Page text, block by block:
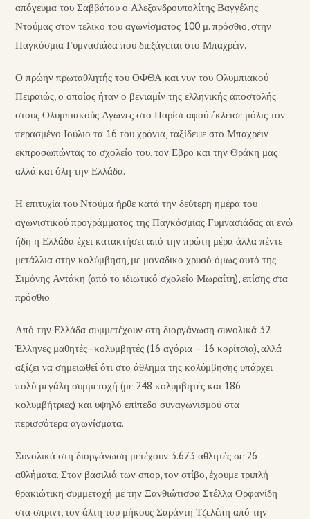
απόγευμα του Σαββάτου ο Αλεξανδρουπολίτης Βαγγέλης
Ντούμας στον τελικο του αγωνίσματος 100 μ. πρόσθιο, στην
Παγκόσμια Γυμνασιάδα που διεξάγεται στο Μπαχρέιν.
Ο πρώην πρωταθλητής του ΟΦΘΑ και νυν του Ολυμπιακού
Πειραιώς, ο οποίος ήταν ο βενιαμίν της ελληνικής αποστολής
στους Ολυμπιακούς Αγωνες στο Παρίσι αφού έκλεισε μόλις τον
περασμένο Ιούλιο τα 16 του χρόνια, ταξίδεψε στο Μπαχρέιν
εκπροσωπώντας το σχολείο του, τον Εβρο και την Θράκη μας
αλλά και όλη την Ελλάδα.
Η επιτυχία του Ντούμα ήρθε κατά την δεύτερη ημέρα του
αγωνιστικού προγράμματος της Παγκόσμιας Γυμνασιάδας αι ενώ
ήδη η Ελλάδα έχει κατακτήσει από την πρώτη μέρα άλλα πέντε
μετάλλια στην κολύμβηση, με μοναδικο χρυσό όμως αυτό της
Σιμόνης Αντάκη (από το ιδιωτικό σχολείο Μωραΐτη), επίσης στα
πρόσθιο.
Από την Ελλάδα συμμετέχουν στη διοργάνωση συνολικά 32
Έλληνες μαθητές–κολυμβητές (16 αγόρια – 16 κορίτσια), αλλά
αξίζει να σημειωθεί ότι στο άθλημα της κολύμβησης υπάρχει
πολύ μεγάλη συμμετοχή (με 248 κολυμβητές και 186
κολυμβήτριες) και υψηλό επίπεδο συναγωνισμού στα
περισσότερα αγωνίσματα.
Συνολικά στη διοργάνωση μετέχουν 3.673 αθλητές σε 26
αθλήματα. Στον βασιλιά των σπορ, τον στίβο, έχουμε τριπλή
θρακιώτικη συμμετοχή με την Ξανθιώτισσα Στέλλα Ορφανίδη
στα σπριντ, τον άλτη του μήκους Σαράντη Τζελέπη από την